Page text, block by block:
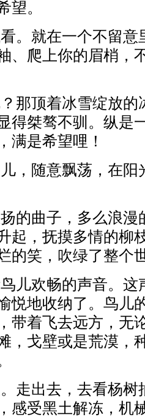
望。
。就在一个不留意
、爬上你的眉梢，
那顶着冰雪绽放的
得桀骜不驯。纵是
满是希望哩！
，随意飘荡，在阳
的曲子，多么浪漫
起，抚摸多情的柳
的笑，吹绿了整个
儿欢畅的声音。这
悦地收纳了。鸟儿
带着飞去远方，无
，戈壁或是荒漠，
走出去，去看杨树
感受黑土解冻，机